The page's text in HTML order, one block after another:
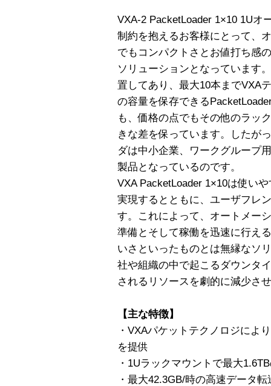
VXA-2 PacketLoader 1×10 1Uオ
制約を抱えるお客様にとって、
でもコンパクトさとお値打ち感
ソリューションとなっています
置してあり、最大10本までVXA
の容量を保存できる
も、価格の点でもその他のラッ
きな差を保っています。したが
ダは中小企業、ワークグループ
製品となっているのです。
VXA PacketLoader 1×10は使い
実現するとともに、ユーザフレ
す。これによって、オートメー
準備とそして稼働を迅速に行え
いさといったものとは無縁なソ
社や組織の中で起こるダウンタ
されるリソースを劇的に減少さ
【主な特徴】
・VXAパケットテクノロジによ
を提供
・1Uラックマウントで最大
・最大42.3GB/時の高速データ